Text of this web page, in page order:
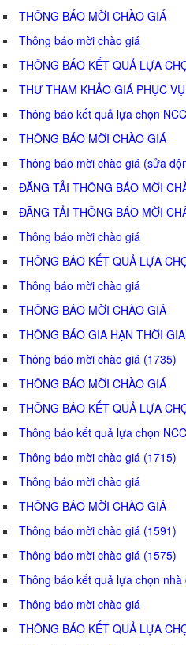
THÔNG BÁO MỜI CHÀO GIÁ
Thông báo mời chào giá
THÔNG BÁO KẾT QUẢ LỰA
THƯ THAM KHẢO GIÁ PHỤC
Thông báo kết quả lựa chọn NCC
THÔNG BÁO MỜI CHÀO GIÁ
Thông báo mời chào giá (sửa
ĐĂNG TẢI THÔNG BÁO MỜI
ĐĂNG TẢI THÔNG BÁO MỜI
Thông báo mời chào giá
THÔNG BÁO KẾT QUẢ LỰA
Thông báo mời chào giá
THÔNG BÁO MỜI CHÀO GIÁ
THÔNG BÁO GIA HẠN THỜI
Thông báo mời chào giá (1735)
THÔNG BÁO MỜI CHÀO GIÁ
THÔNG BÁO KẾT QUẢ LỰA
Thông báo kết quả lựa chọn NCC
Thông báo mời chào giá (1715)
Thông báo mời chào giá
THÔNG BÁO MỜI CHÀO GIÁ
Thông báo mời chào giá (1591)
Thông báo mời chào giá (1575)
Thông báo kết quả lựa chọn nhà
Thông báo mời chào giá
THÔNG BÁO KẾT QUẢ LỰA